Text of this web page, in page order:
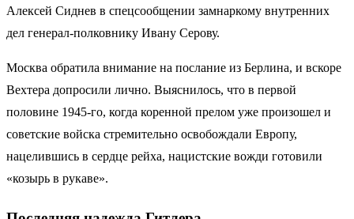
Алексей Сиднев в спецсообщении замнаркому внутренних
дел генерал-полковнику Ивану Серову.
Москва обратила внимание на послание из Берлина, и вскоре
Вехтера допросили лично. Выяснилось, что в первой
половине 1945-го, когда коренной прелом уже произошел и
советские войска стремительно освобождали Европу,
нацелившись в сердце рейха, нацистские вожди готовили
«козырь в рукаве».